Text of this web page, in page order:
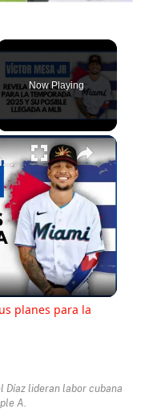
Now Playing
VICTOR MESA JR nos comenta sus planes para la Temporada 2025
planes para la
Díaz lideran labor cubana
A.